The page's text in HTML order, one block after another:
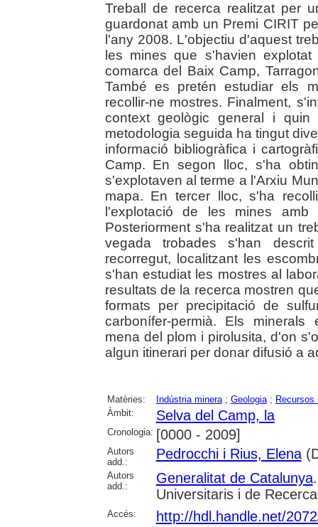
Treball de recerca realitzat per
guardonat amb un Premi CIRIT
l'any 2008. L'objectiu d'aquest
les mines que s'havien
comarca del Baix Camp,
També es pretén estudiar els
recollir-ne mostres. Finalment,
context geològic general i
metodologia seguida ha tingut
informació bibliogràfica i
Camp. En segon lloc, s'ha
s'explotaven al terme a l'Arxiu
mapa. En tercer lloc, s'ha
l'explotació de les mines
Posteriorment s'ha realitzat un
vegada trobades s'han
recorregut, localitzant les
s'han estudiat les mostres al
resultats de la recerca mostren
formats per precipitació de
carbonífer-permià. Els minerals
mena del plom i pirolusita, d'on
algun itinerari per donar difusió a
Matèries: Indústria minera; Geologia; Recursos
Àmbit:
Selva del Camp, la
Cronologia: [0000 - 2009]
Autors
add.:
Pedrocchi i Rius, Elena
Autors
add.:
Generalitat de Catalunya
Universitaris i de Recerca
Accés: http://hdl.handle.net/